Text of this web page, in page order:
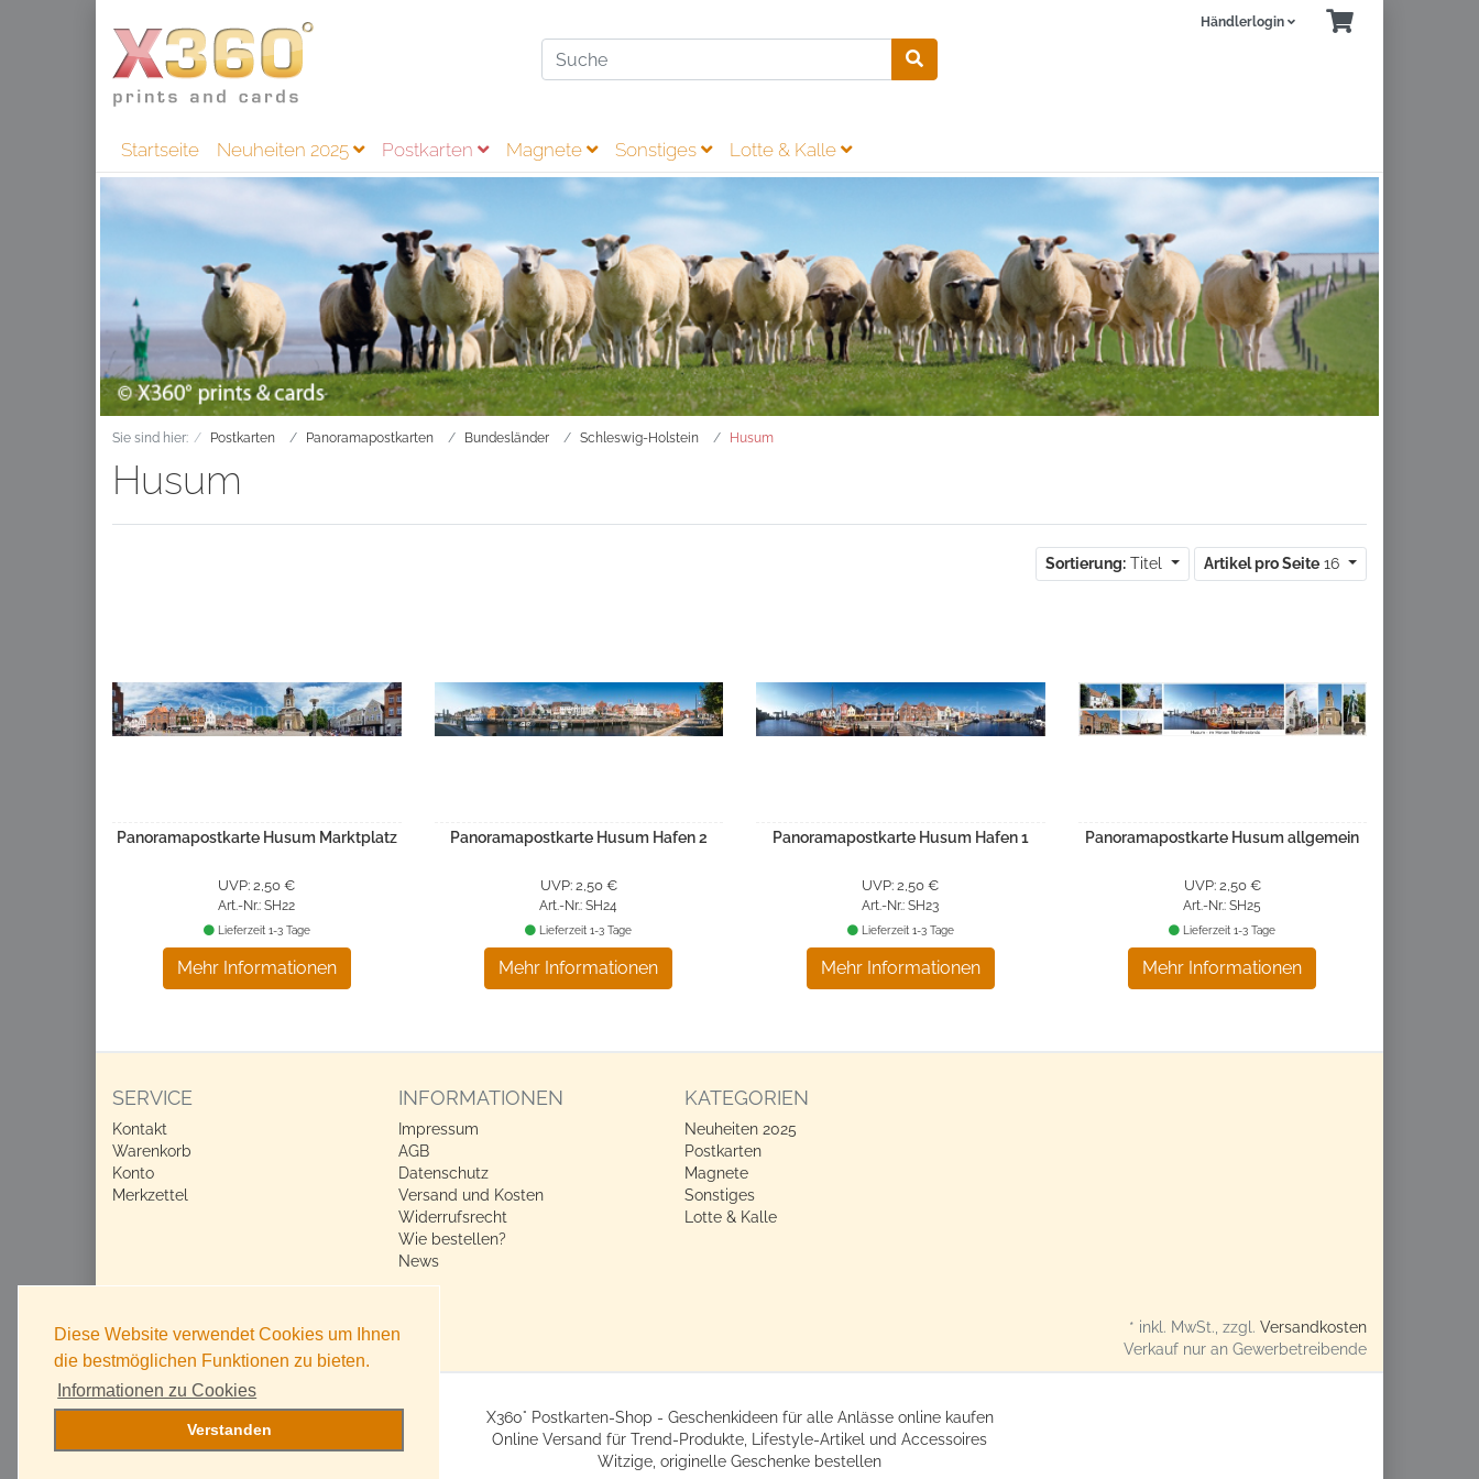
Händlerlogin
Startseite Neuheiten 2025 Postkarten Magnete Sonstiges Lotte & Kalle
Sie sind hier: Postkarten Panoramapostkarten Bundesländer Schleswig-Holstein Husum
Husum
Sortierung: Titel Artikel pro Seite 16
Panoramapostkarte Husum Marktplatz
UVP: 2,50 €
Art.-Nr.: SH22
Mehr Informationen
Lieferzeit 1-3 Tage
Panoramapostkarte Husum Hafen 2
UVP: 2,50 €
Art.-Nr.: SH24
Mehr Informationen
Lieferzeit 1-3 Tage
Panoramapostkarte Husum Hafen 1
UVP: 2,50 €
Art.-Nr.: SH23
Mehr Informationen
Lieferzeit 1-3 Tage
Panoramapostkarte Husum allgemein
UVP: 2,50 €
Art.-Nr.: SH25
Mehr Informationen
Lieferzeit 1-3 Tage
SERVICE
Kontakt
Warenkorb
Konto
Merkzettel
INFORMATIONEN
Impressum
AGB
Datenschutz
Versand und Kosten
Widerrufsrecht
Wie bestellen?
News
KATEGORIEN
Neuheiten 2025
Postkarten
Magnete
Sonstiges
Lotte & Kalle
* inkl. MwSt., zzgl. Versandkosten
Verkauf nur an Gewerbetreibende
X360° Postkarten-Shop - Geschenkideen für alle Anlässe online kaufen
Online Versand für Trend-Produkte, Lifestyle-Artikel und Accessoires
Witzige, originelle Geschenke bestellen
Diese Website verwendet Cookies um Ihnen
die bestmöglichen Funktionen zu bieten.
Informationen zu Cookies
Verstanden